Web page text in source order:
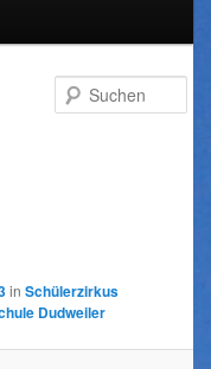
in Schülerzirkus
Dudweiler